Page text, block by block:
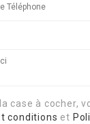
case à cocher,
conditions et